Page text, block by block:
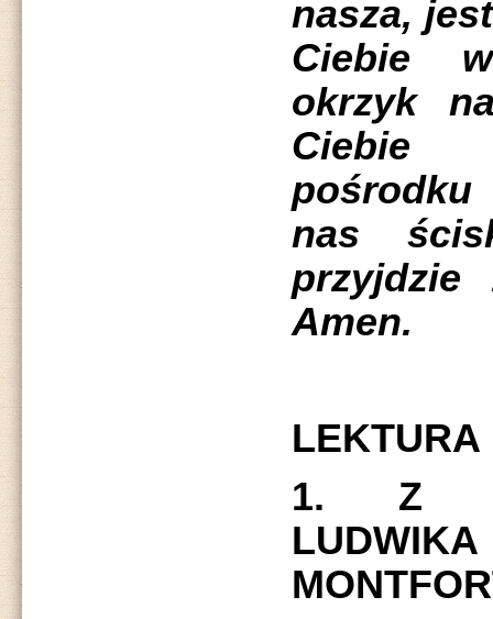
nasza,
Ciebie
okrzyk
Ciebie
nas
przyjdzie
Amen.
LEKTURA
1. Z